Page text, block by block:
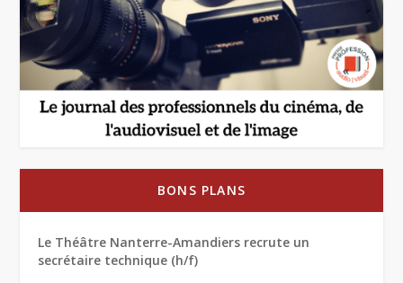
BONS PLANS
Le Théâtre Nanterre-Amandiers recrute un
secrétaire technique (h/f)